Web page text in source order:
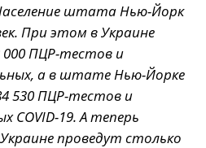
штата Нью-Йорк
При этом в Украине
ПЦР-тестов и
а в штате Нью-Йорке
530 ПЦР-тестов и
COVID-19. А теперь
проведут столько